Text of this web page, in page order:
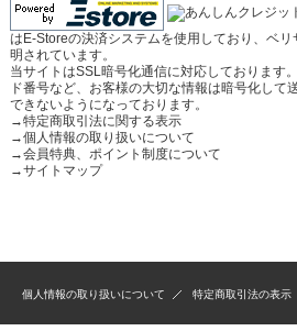
はE-Storeの決済システムを使用しており、ベ
明されています。
当サイトはSSL暗号化通信に対応しております
ド番号など、お客様の大切な情報は暗号化して
できないようになっております。
→特定商取引法に関する表示
→個人情報の取り扱いについて
→会員特典、ポイント制度について
→サイトマップ
個人情報の取り扱いについて 特定商取引法の表示